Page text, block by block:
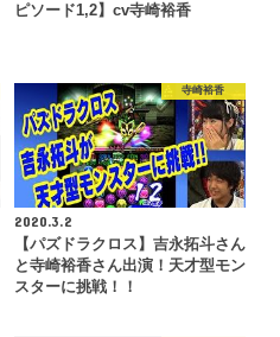
ピソード1,2】cv寺崎裕香
寺崎裕香
2020.3.2
【パズドラクロス】吉永拓斗さん
と寺崎裕香さん出演！天才型モン
スターに挑戦！！